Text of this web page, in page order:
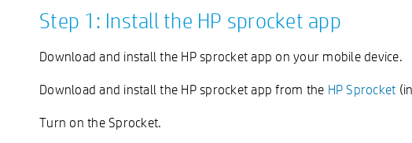
Step 1: Install the HP sprocket app
Download and install the HP sprocket app on your mobile device.
Download and install the HP sprocket app from the HP Sprocket
Turn on the Sprocket.